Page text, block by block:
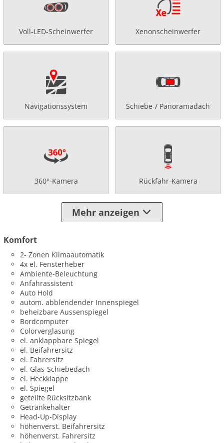
Voll-LED-Scheinwerfer Xenonscheinwerfer
Navigationssystem Schiebe-/ Panoramadach
360°-Kamera Rückfahr-Kamera
Mehr anzeigen
Komfort
2- Zonen Klimaautomatik
4x el. Fensterheber
Ambiente-Beleuchtung
Anfahrassistent
Auto Hold
autom. abblendender Innenspiegel
beheizbare Aussenspiegel
Bordcomputer
Colorverglasung
el. anklappbare Spiegel
el. Beifahrersitz
el. Fahrersitz
el. Glas-Schiebedach
el. Heckklappe
el. Spiegel
geteilte Rücksitzbank
Getränkehalter
Head-Up-Display
höhenverst. Beifahrersitz
höhenverst. Fahrersitz